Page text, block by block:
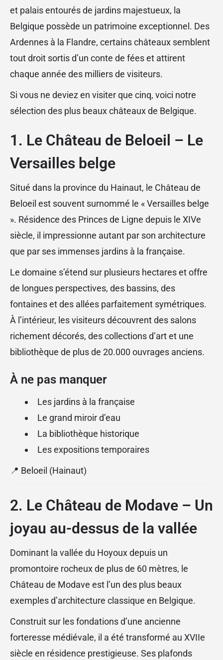
et palais entourés de jardins majestueux, la
Belgique possède un patrimoine exceptionnel. Des
Ardennes à la Flandre, certains châteaux semblent
tout droit sortis d’un conte de fées et attirent
chaque année des milliers de visiteurs.
Si vous ne deviez en visiter que cinq, voici notre
sélection des plus beaux châteaux de Belgique.
1. Le Château de Beloeil – Le
Versailles belge
Situé dans la province du Hainaut, le Château de
Beloeil est souvent surnommé le « Versailles belge
». Résidence des Princes de Ligne depuis le XIVe
siècle, il impressionne autant par son architecture
que par ses immenses jardins à la française.
Le domaine s’étend sur plusieurs hectares et offre
de longues perspectives, des bassins, des
fontaines et des allées parfaitement symétriques.
À l’intérieur, les visiteurs découvrent des salons
richement décorés, des collections d’art et une
bibliothèque de plus de 20.000 ouvrages anciens.
À ne pas manquer
Les jardins à la française
Le grand miroir d’eau
La bibliothèque historique
Les expositions temporaires
📍 Beloeil (Hainaut)
2. Le Château de Modave – Un
joyau au-dessus de la vallée
Dominant la vallée du Hoyoux depuis un
promontoire rocheux de plus de 60 mètres, le
Château de Modave est l’un des plus beaux
exemples d’architecture classique en Belgique.
Construit sur les fondations d’une ancienne
forteresse médiévale, il a été transformé au XVIIe
siècle en résidence prestigieuse. Ses plafonds